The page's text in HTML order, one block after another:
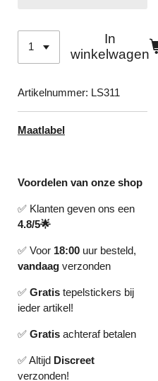
In
winkelwagen
Artikelnummer: LS311
Maatlabel
Voordelen van onze shop
✅ Klanten geven ons een
4.8/5🌟
✅ Voor 18:00 uur besteld,
vandaag verzonden
✅ Gratis tepelstickers bij
ieder artikel!
✅ Gratis achteraf betalen
✅ Altijd Discreet
verzonden!